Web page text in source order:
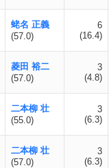
蛯名 正義
(57.0)
6
(16.4)
菱田 裕二
(57.0)
3
(4.8)
二本柳 壮
(55.0)
3
(6.3)
二本柳 壮
(57.0)
3
(6.3)